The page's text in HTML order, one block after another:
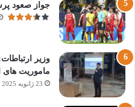
جواز صعود
وزیر
ماموریت های
23 ژانویه 2025